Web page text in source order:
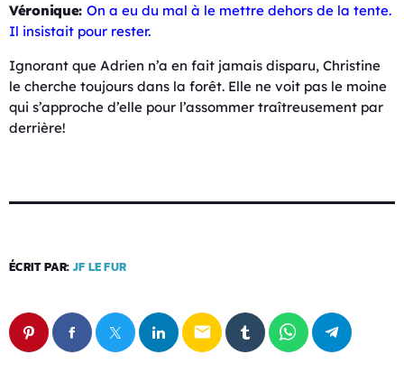
Véronique: On a eu du mal à le mettre dehors de la tente.
Il insistait pour rester.
Ignorant que Adrien n’a en fait jamais disparu, Christine
le cherche toujours dans la forêt. Elle ne voit pas le moine
qui s’approche d’elle pour l’assommer traîtreusement par
derrière!
ÉCRIT PAR: JF LE FUR
email